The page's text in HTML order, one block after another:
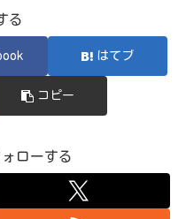
る
はてブ
コピー
ローする